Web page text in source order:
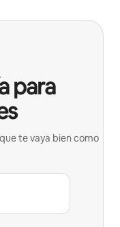
para
te vaya bien como